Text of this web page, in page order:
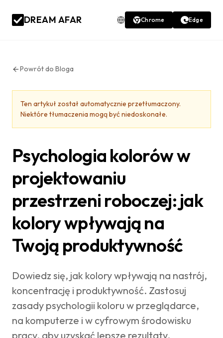
DREAM AFAR Chrome Edge
Powrót do Bloga
Ten artykuł został automatycznie przetłumaczony.
Niektóre tłumaczenia mogą być niedoskonałe.
Psychologia kolorów w
projektowaniu
przestrzeni roboczej: jak
kolory wpływają na
Twoją produktywność
Dowiedz się, jak kolory wpływają na nastrój,
koncentrację i produktywność. Zastosuj
zasady psychologii koloru w przeglądarce,
na komputerze i w cyfrowym środowisku
pracy, aby uzyskać lepsze rezultaty.